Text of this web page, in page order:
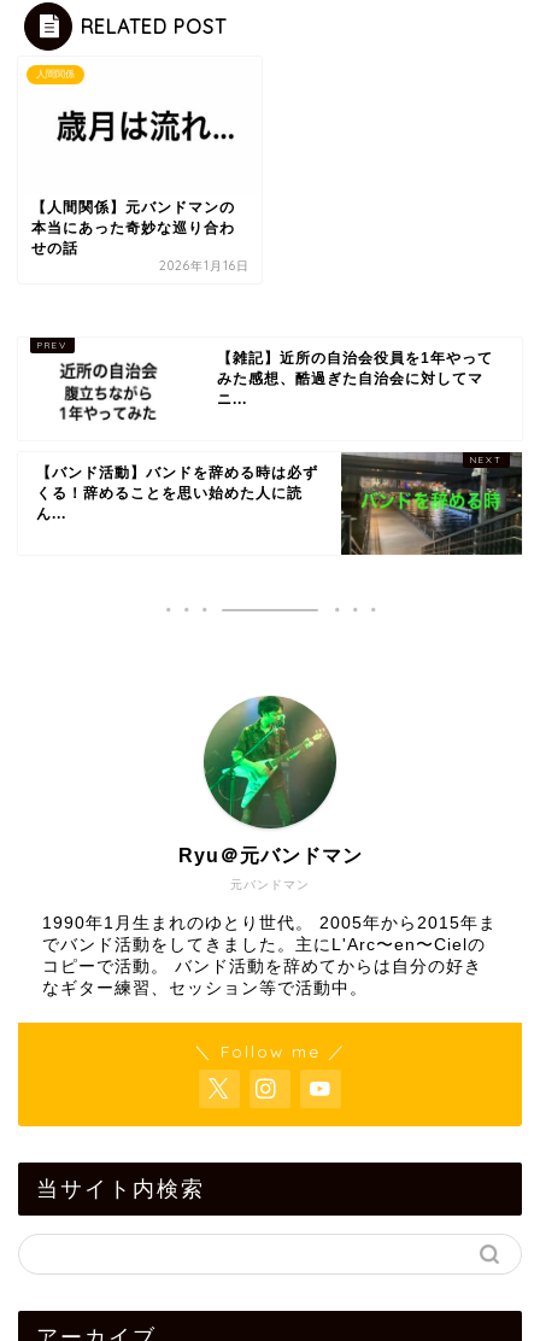
RELATED POST
人間関係
【人間関係】元バンドマンの
本当にあった奇妙な巡り合わ
せの話
2026年1月16日
【雑記】近所の自治会役員を1年やって
みた感想、酷過ぎた自治会に対してマ
ニ...
【バンド活動】バンドを辞める時は必ず
くる！辞めることを思い始めた人に読
ん...
元バンドマン
Ryu＠元バンドマン
1990年1月生まれのゆとり世代。 2005年から2015年ま
でバンド活動をしてきました。主にL'Arc〜en〜Cielの
コピーで活動。 バンド活動を辞めてからは自分の好き
なギター練習、セッション等で活動中。
＼ Follow me ／
当サイト内検索